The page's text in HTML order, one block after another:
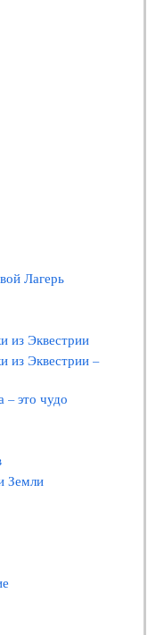
Лагерь
из Эквестрии
из Эквестрии –
это чудо
Земли